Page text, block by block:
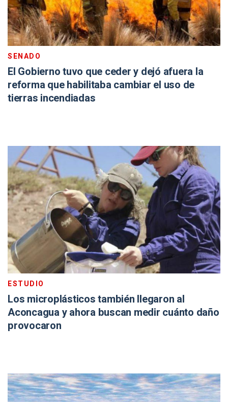
SENADO
El Gobierno tuvo que ceder y dejó afuera la
reforma que habilitaba cambiar el uso de
tierras incendiadas
ESTUDIO
Los microplásticos también llegaron al
Aconcagua y ahora buscan medir cuánto daño
provocaron